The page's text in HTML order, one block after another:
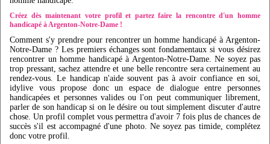
Créez dès maintenant votre profil et partez faire la rencontre d'un homme
handicapé à Argenton-Notre-Dame !
Comment s'y prendre pour rencontrer un homme handicapé à Argenton-
Notre-Dame ? Les premiers échanges sont fondamentaux si vous désirez
rencontrer un homme handicapé à Argenton-Notre-Dame. Ne soyez pas
trop pressant, sachez attendre et une belle rencontre sera certainement au
rendez-vous. Le handicap n'aide souvent pas à avoir confiance en soi,
idylive vous propose donc un espace de dialogue entre personnes
handicapées et personnes valides ou l'on peut communiquer librement,
parler de son handicap si on le désire ou tout simplement discuter d'autre
chose. Un profil complet vous permettra d'avoir 7 fois plus de chances de
succès s'il est accompagné d'une photo. Ne soyez pas timide, complétez
donc votre profil.